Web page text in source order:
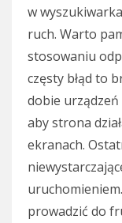
w
ruch. Warto
stosowaniu
częsty błąd to
dobie
aby strona
ekranach.
prowadzić do